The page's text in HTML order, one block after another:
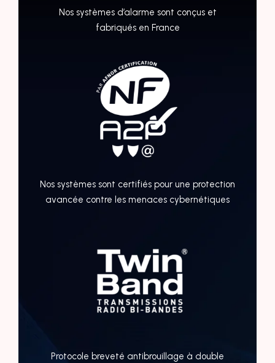
Nos systèmes d’alarme sont conçus et
fabriqués en France
Nos systèmes sont certifiés pour une protection
avancée contre les menaces cybernétiques
Protocole breveté antibrouillage à double